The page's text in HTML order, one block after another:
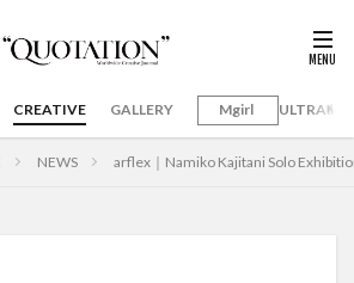
CREATIVE GALLERY Mgirl
NEWS arflex｜Namiko Kajitani Solo